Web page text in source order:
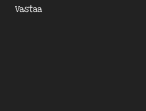
Vastaa